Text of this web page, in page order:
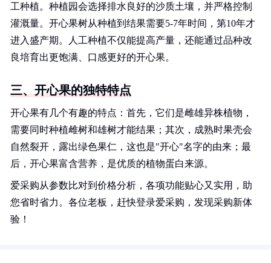
工种植。种植园会选择排水良好的沙质土壤，并严格控制
灌溉量。开心果树从种植到结果需要5-7年时间，第10年才
进入盛产期。人工种植不仅能提高产量，还能通过品种改
良培育出更饱满、口感更好的开心果。
三、开心果的独特特点
开心果有几个有趣的特点：首先，它们是雌雄异株植物，
需要同时种植雌树和雄树才能结果；其次，成熟时果壳会
自然裂开，露出绿色果仁，这也是"开心"名字的由来；最
后，开心果富含营养，是优质的植物蛋白来源。
爱采购从参数比对到价格分析，各项功能贴心又实用，助
您省时省力。各位老板，赶快登录爱采购，发现采购新体
验！